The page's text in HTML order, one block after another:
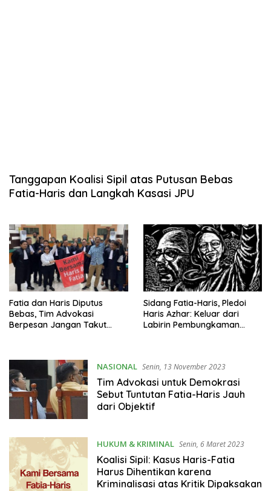
Tanggapan Koalisi Sipil atas Putusan Bebas
Fatia-Haris dan Langkah Kasasi JPU
Fatia dan Haris Diputus
Bebas, Tim Advokasi
Berpesan Jangan Takut
Sidang Fatia-Haris, Pledoi
Haris Azhar: Keluar dari
Labirin Pembungkaman
NASIONAL Senin, 13 November 2023
Tim Advokasi untuk Demokrasi
Sebut Tuntutan Fatia-Haris Jauh
dari Objektif
HUKUM & KRIMINAL Senin, 6 Maret 2023
Koalisi Sipil: Kasus Haris-Fatia
Harus Dihentikan karena
Kriminalisasi atas Kritik Dipaksakan